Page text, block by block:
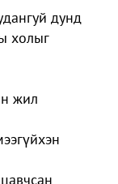
дунд
холыг
жил